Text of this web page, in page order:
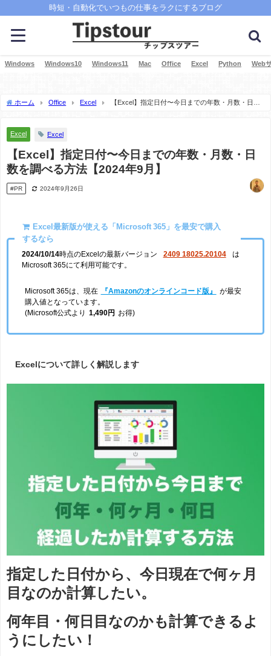
時短・自動化でいつもの仕事をラクにするブログ
Windows Windows10 Windows11 Mac Office Excel Python Web
ホーム Office Excel
【Excel】指定日付〜今日までの年数・月数・日数
Excel Excel
【Excel】指定日付〜今日までの年数・月数・日
数を調べる方法【2024年9月】
#PR 2024年9月26日
Excel最新版が使える「Microsoft 365」を最安で購入
するなら
2024/10/14時点のExcelの最新バージョン 2409 18025.20104
は
Microsoft 365にて利用可能です。
Microsoft 365は、現在 『Amazonのオンラインコード版』
が最安
購入値となっています。
(Microsoft公式より
1,490円 お得)
Excelについて詳しく解説します
指定した日付から、今日現在で何ヶ月
目なのか計算したい。
何年目・何日目なのかも計算できるよ
うにしたい！